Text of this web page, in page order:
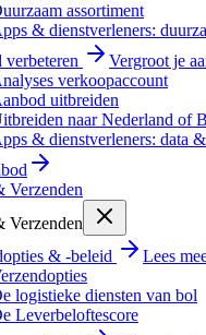
assortiment
& dienstverleners:
verbeteren
Vergroot je
verkoopaccount
uitbreiden
naar Nederland of
& dienstverleners: data
Verzenden
Verzenden
& -beleid
Lees
logistieke diensten van bol
Leverbeloftescore